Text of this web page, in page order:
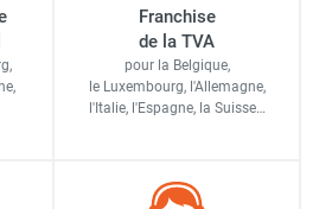
Franchise
de la TVA
pour la Belgique,
le Luxembourg, l'Allemagne,
l'Italie, l'Espagne, la Suisse…